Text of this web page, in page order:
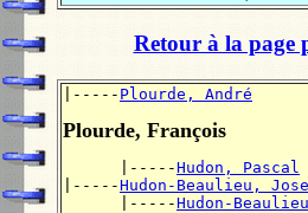
Retour à la page
|----- Plourde, André
Plourde, François
      |-----
Hudon, Pascal
|-----Hudon-Beaulieu,
      |-----
Hudon-